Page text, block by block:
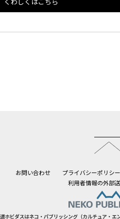
お問い合わせ プライバシーポリシー
利用者情報の外部
ホビダスはネコ・パブリッシング（カルチュア・エ